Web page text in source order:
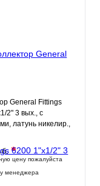
General Fittings
2" 3 вых., c
латунь никелир.,
*
цену пожалуйста
менеджера